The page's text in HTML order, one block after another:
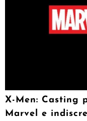
X-Men: Casting
Marvel e